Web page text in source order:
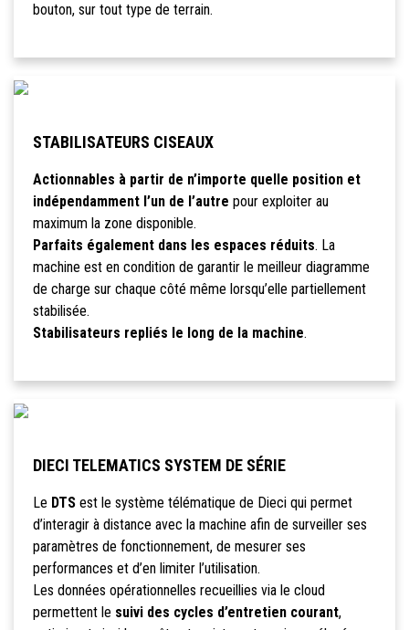
bouton, sur tout type de terrain.
STABILISATEURS CISEAUX
Actionnables à partir de n’importe quelle position et
indépendamment l’un de l’autre pour exploiter au
maximum la zone disponible.
Parfaits également dans les espaces réduits. La
machine est en condition de garantir le meilleur diagramme
de charge sur chaque côté même lorsqu’elle partiellement
stabilisée.
Stabilisateurs repliés le long de la machine.
DIECI TELEMATICS SYSTEM DE SÉRIE
Le DTSest le système télématique de Dieci qui permet
d’interagir à distance avec la machine afin de surveiller ses
paramètres de fonctionnement, de mesurer ses
performances et d’en limiter l’utilisation.
Les données opérationnelles recueillies via le cloud
permettent le suivi des cycles d’entretien courant,